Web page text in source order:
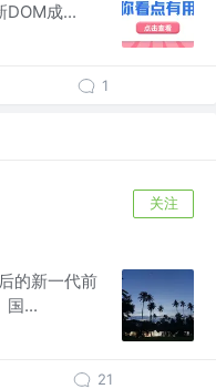
DOM成...
1
关注
的新一代前
国...
21